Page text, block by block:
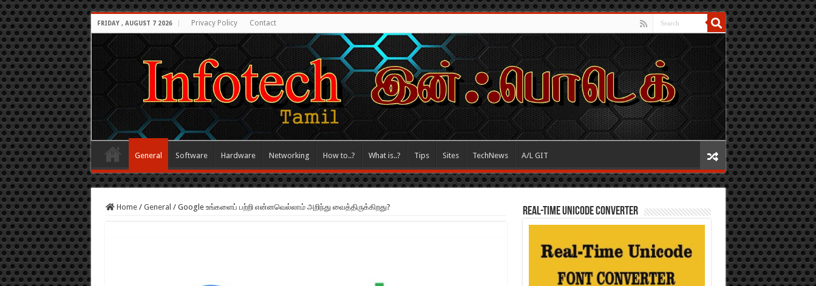
FRIDAY , AUGUST 7 2026 Privacy Policy Contact
General Software Hardware Networking How to..? What is..? Tips Sites TechNews A/L GIT
Home / General / Google உங்களைப் பற்றி என்னவெல்லாம் அறிந்து வைத்திருக்கிறது? REAL-TIME UNICODE CONVERTER